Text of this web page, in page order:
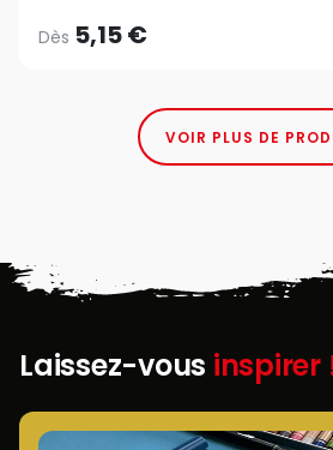
Dès 5,15 €
VOIR PLUS DE
Laissez-vous inspirer